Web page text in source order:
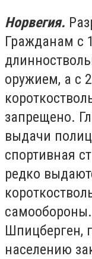
Норвегия.
Гражданам с
оружием, а с
запрещено.
выдачи
спортивная
редко
Шпицберген,
населению